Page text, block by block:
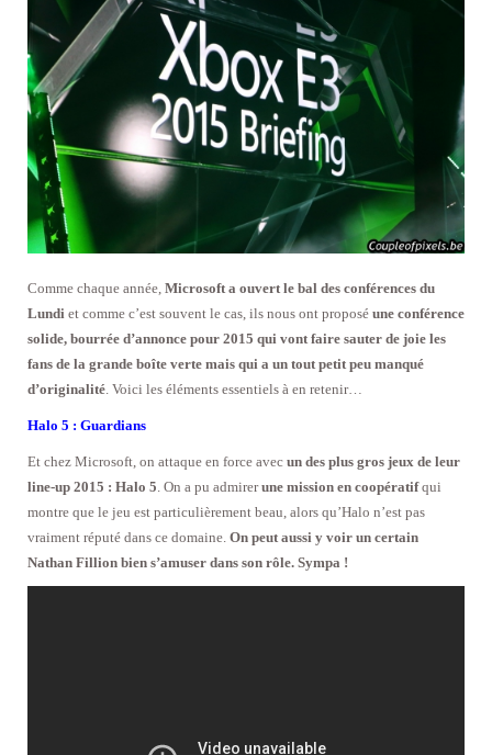
Comme chaque année, Microsoft a ouvert le bal des conférences du
Lundi et comme c’est souvent le cas, ils nous ont proposé une conférence
solide, bourrée d’annonce pour 2015 qui vont faire sauter de joie les
fans de la grande boîte verte mais qui a un tout petit peu manqué
d’originalité . Voici les éléments essentiels à en retenir…
Halo 5 : Guardians
Et chez Microsoft, on attaque en force avec un des plus gros jeux de leur
line-up 2015 : Halo 5 . On a pu admirerune mission en coopératifqui
montre que le jeu est particulièrement beau, alors qu’Halo n’est pas
vraiment réputé dans ce domaine. On peut aussi y voir un certain
Nathan Fillion bien s’amuser dans son rôle. Sympa !